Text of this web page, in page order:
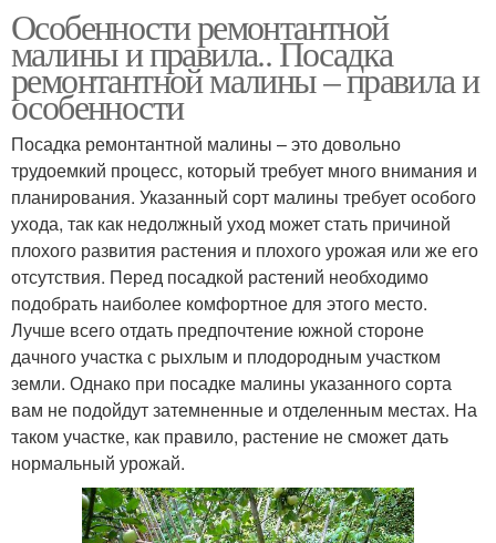
Особенности ремонтантной
малины и правила.. Посадка
ремонтантной малины – правила и
особенности
Посадка ремонтантной малины – это довольно
трудоемкий процесс, который требует много внимания и
планирования. Указанный сорт малины требует особого
ухода, так как недолжный уход может стать причиной
плохого развития растения и плохого урожая или же его
отсутствия. Перед посадкой растений необходимо
подобрать наиболее комфортное для этого место.
Лучше всего отдать предпочтение южной стороне
дачного участка с рыхлым и плодородным участком
земли. Однако при посадке малины указанного сорта
вам не подойдут затемненные и отделенным местах. На
таком участке, как правило, растение не сможет дать
нормальный урожай.